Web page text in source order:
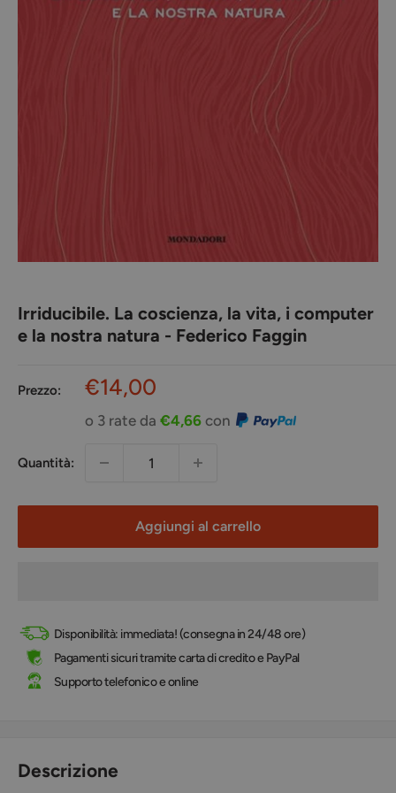
Irriducibile. La coscienza, la vita, i computer
e la nostra natura - Federico Faggin
Prezzo:
Prezzo
scontato
€14,00
o 3 rate da €4,66 con
Quantità:
Aggiungi al carrello
Disponibilità: immediata! (consegna in 24/48 ore)
Pagamenti sicuri tramite carta di credito e PayPal
Supporto telefonico e online
Descrizione